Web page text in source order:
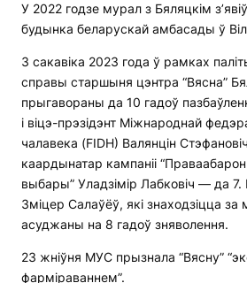
У 2022 годзе мурал з Бяляцкім
будынка беларускай амбасады ў
3 сакавіка 2023 года ў рамках
справы старшыня цэнтра “Вясна”
прыгавораны да 10 гадоў
і віцэ-прэзідэнт Міжнароднай
чалавека (FIDH) Валянцін
каардынатар кампаніі
выбары” Уладзімір Лабковіч — да
Зміцер Салаўёў, які знаходзіцца
асуджаны на 8 гадоў зняволення.
23 жніўня МУС прызнала “Вясну”
фарміраваннем”.